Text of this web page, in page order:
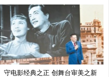
守电影经典之正 创舞台审美之新